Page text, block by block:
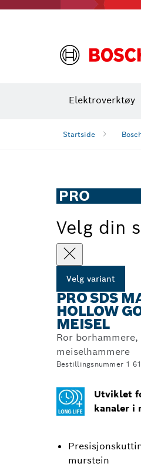
Elektroverktøy
Startside
PRO
Velg din
Velg variant
PRO SDS
HOLLOW
MEISEL
Ror borhammere,
meiselhammere
Bestillingsnummer 1
Utviklet
kanaler i
murstein